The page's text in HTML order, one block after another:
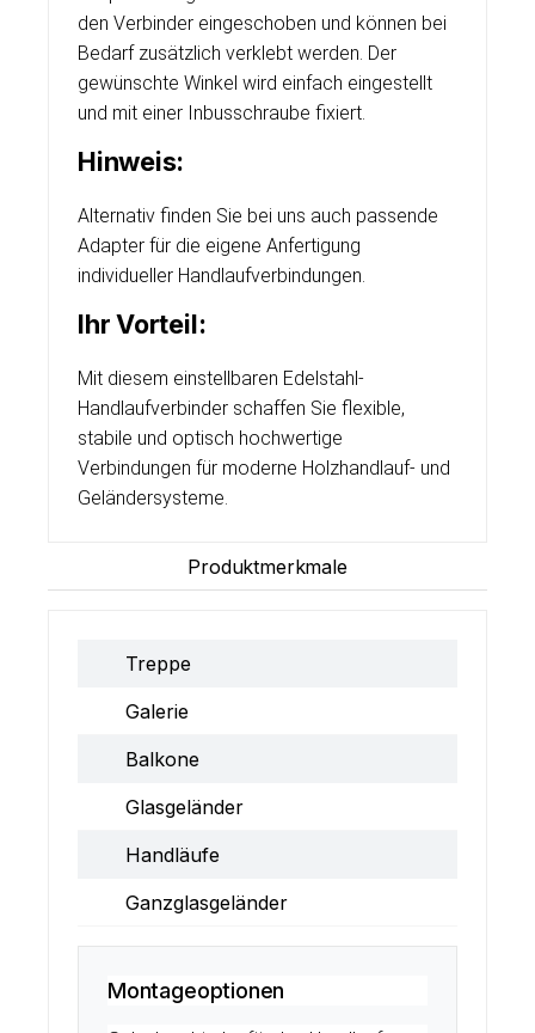
den Verbinder eingeschoben und können bei
Bedarf zusätzlich verklebt werden. Der
gewünschte Winkel wird einfach eingestellt
und mit einer Inbusschraube fixiert.
Hinweis:
Alternativ finden Sie bei uns auch passende
Adapter für die eigene Anfertigung
individueller Handlaufverbindungen.
Ihr Vorteil:
Mit diesem einstellbaren Edelstahl-
Handlaufverbinder schaffen Sie flexible,
stabile und optisch hochwertige
Verbindungen für moderne Holzhandlauf- und
Geländersysteme.
Produktmerkmale
Treppe
Galerie
Balkone
Glasgeländer
Handläufe
Ganzglasgeländer
Montageoptionen